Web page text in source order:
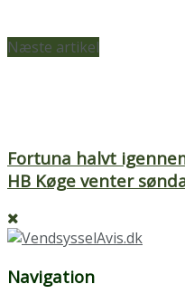
Næste artikel
Fortuna halvt
HB Køge venter
Navigation